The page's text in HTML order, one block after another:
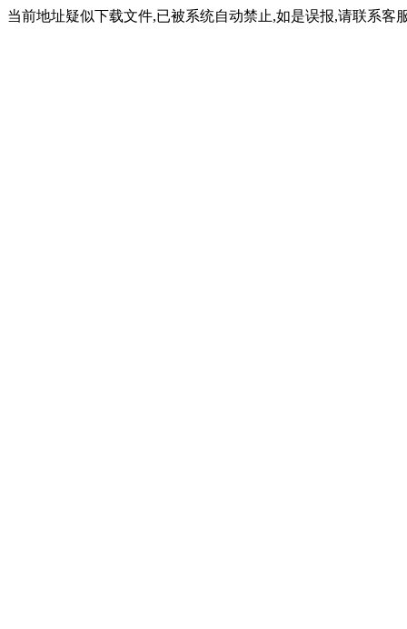
当前地址疑似下载文件,已被系统自动禁止,如是误报,请联系客